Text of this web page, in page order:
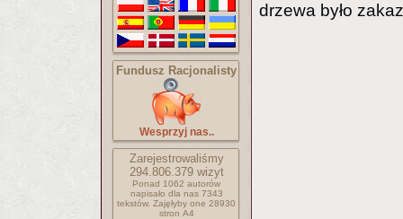
Fundusz Racjonalisty
Wesprzyj nas..
Zarejestrowaliśmy
294.806.379wizyt
Ponad 1062 autorów
napisało dla nas 7343
tekstów. Zajęłyby one 28930
stron A4
drzewa było